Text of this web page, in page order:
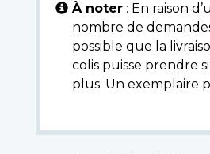
À noter : En raison
nombre de
possible que la
colis puisse prendre
plus. Un exemplaire